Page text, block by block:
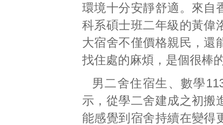
環境十分安靜舒適。來自
科系碩士班二年級的黃偉
大宿舍不僅價格親民，還
找住處的麻煩，是個很棒
男二舍住宿生、數學
示，從學二舍建成之初搬
能感覺到宿舍持續在變得